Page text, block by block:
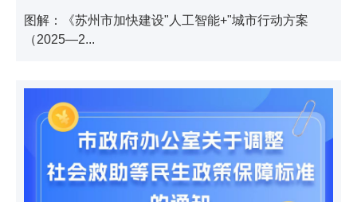
图解：《苏州市加快建设"人工智能+"城市行动方案
（2025—2...